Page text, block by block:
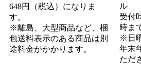
648円（税込）になりま
す。
※離島、大型商品など、梱
包送料表示のある商品は別
途料金がかかります。
ル
受付
時ま
※日
年末
ただ